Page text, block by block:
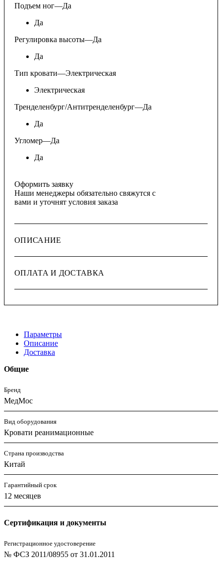
Подъем ног—Да
Да
Регулировка высоты—Да
Да
Тип кровати—Электрическая
Электрическая
Тренделенбург/Антитренделенбург—Да
Да
Угломер—Да
Да
Оформить заявку
Наши менеджеры обязательно свяжутся с
вами и уточнят условия заказа
ОПИСАНИЕ
ОПЛАТА И ДОСТАВКА
Параметры
Описание
Доставка
Общие
Бренд
МедМос
Вид оборудования
Кровати реанимационные
Страна производства
Китай
Гарантийный срок
12 месяцев
Сертификация и документы
Регистрационное удостоверение
№ ФСЗ 2011/08955 от 31.01.2011